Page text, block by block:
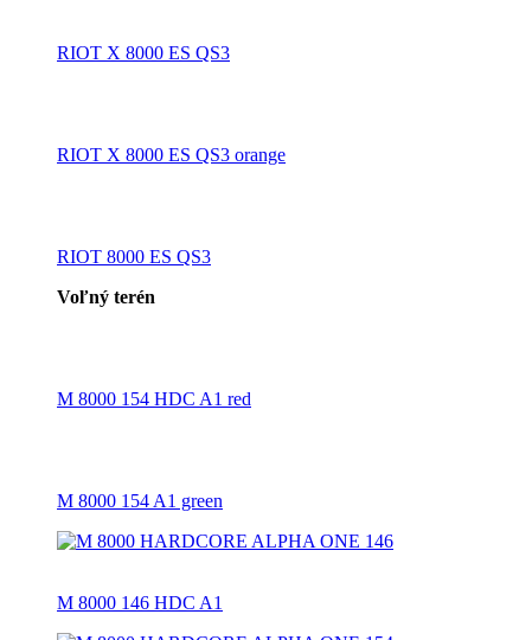
RIOT X 8000 ES QS3
RIOT X 8000 ES QS3 orange
RIOT 8000 ES QS3
Voľný terén
M 8000 154 HDC A1 red
M 8000 154 A1 green
M 8000 146 HDC A1